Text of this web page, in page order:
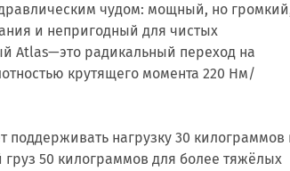
чудом: мощный, но
и непригодный для чистых
Atlas—это радикальный переход на
крутящего момента 220 Нм/
поддерживать нагрузку 30 килограммов
50 килограммов для более тяжёлых